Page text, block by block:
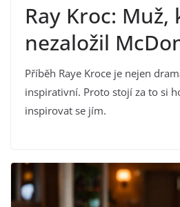
Ray Kroc: Muž,
nezaložil
Příběh Raye Kroce je nejen
inspirativní. Proto stojí za to si
inspirovat se jím.